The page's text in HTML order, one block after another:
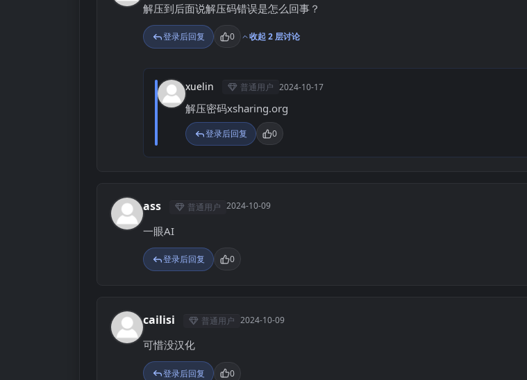
解压到后面说解压码错误是怎么回事？
登录后回复 0 收起 2 层讨论
X
xuelin 普通用户 2024-10-17
解压密码xsharing.org
登录后回复 0
A ass 普通用户 2024-10-09
一眼AI
登录后回复 0
C cailisi 普通用户 2024-10-09
可惜没汉化
登录后回复 0